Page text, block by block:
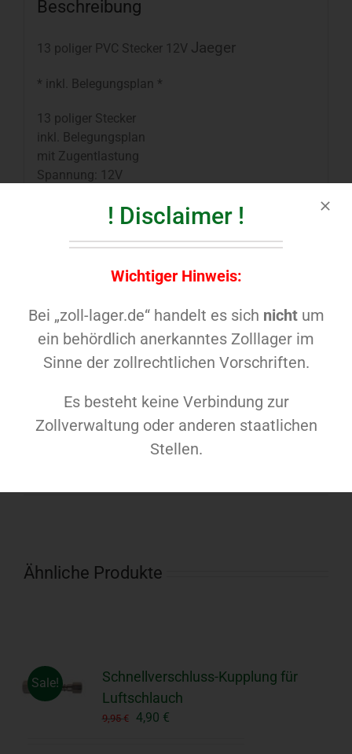
Beschreibung
13 poliger PVC Stecker 12V Jaeger
* inkl. Belegungsplan *
13 poliger Stecker
inkl. Belegungsplan
mit Zugentlastung
Spannung: 12V
Ausführung: 13 Polig
Auf Facebook
teilen
Produkt twittern
Produkt anpinnen
Ähnliche Produkte
Sale!
Schnellverschluss-Kupplung für
Luftschlauch
9,95€
Ursprünglicher
4,90 €Aktueller
! Disclaimer !
Wichtiger Hinweis:
Bei „zoll-lager.de“ handelt es sich nichtum
ein behördlich anerkanntes Zolllager im
Sinne der zollrechtlichen Vorschriften.
Es besteht keine Verbindung zur
Zollverwaltung oder anderen staatlichen
Stellen.